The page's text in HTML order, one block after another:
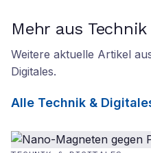
Mehr aus
Weitere aktuelle Artikel
Digitales.
Alle Technik &